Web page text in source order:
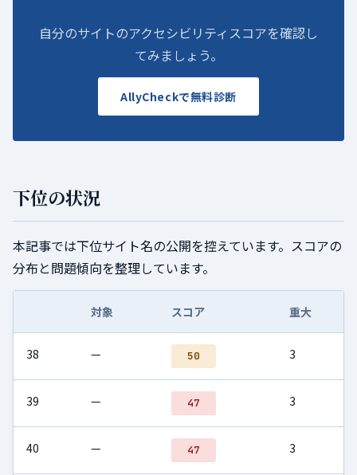
自分のサイトのアクセシビリティスコアを確認し
てみましょう。
AllyCheckで無料診断
下位の状況
本記事では下位サイト名の公開を控えています。スコアの
分布と問題傾向を整理しています。
対象 スコア 重大
38 — 50 3
39 — 47 3
40 — 47 3